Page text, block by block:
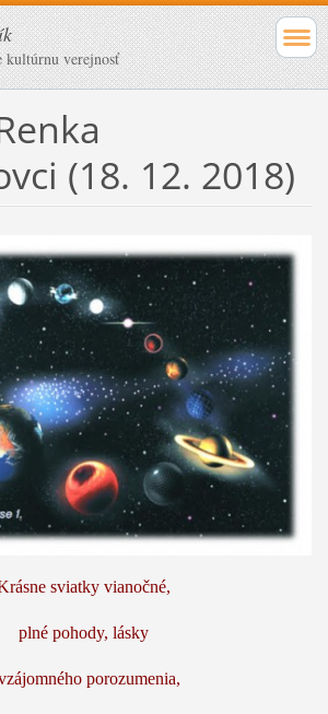
verejnosť
(18. 12. 2018)
sviatky vianočné,
plné pohody, lásky
porozumenia,